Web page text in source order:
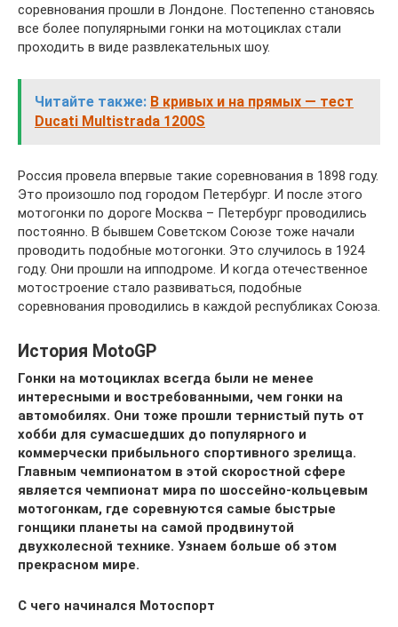
соревнования прошли в Лондоне. Постепенно становясь
все более популярными гонки на мотоциклах стали
проходить в виде развлекательных шоу.
Читайте также: В кривых и на прямых — тест
Ducati Multistrada 1200S
Россия провела впервые такие соревнования в 1898 году.
Это произошло под городом Петербург. И после этого
мотогонки по дороге Москва – Петербург проводились
постоянно. В бывшем Советском Союзе тоже начали
проводить подобные мотогонки. Это случилось в 1924
году. Они прошли на ипподроме. И когда отечественное
мотостроение стало развиваться, подобные
соревнования проводились в каждой республиках Союза.
История MotoGP
Гонки на мотоциклах всегда были не менее
интересными и востребованными, чем гонки на
автомобилях. Они тоже прошли тернистый путь от
хобби для сумасшедших до популярного и
коммерчески прибыльного спортивного зрелища.
Главным чемпионатом в этой скоростной сфере
является чемпионат мира по шоссейно-кольцевым
мотогонкам, где соревнуются самые быстрые
гонщики планеты на самой продвинутой
двухколесной технике. Узнаем больше об этом
прекрасном мире.
С чего начинался Мотоспорт